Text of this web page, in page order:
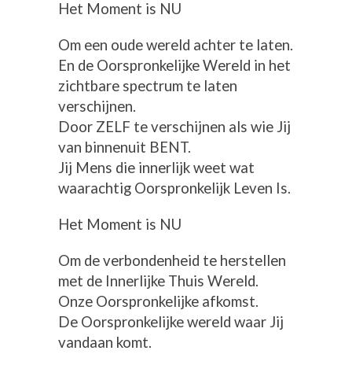
Het Moment is NU
Om een oude wereld achter te laten.
En de Oorspronkelijke Wereld in het
zichtbare spectrum te laten
verschijnen.
Door ZELF te verschijnen als wie Jij
van binnenuit BENT.
Jij Mens die innerlijk weet wat
waarachtig Oorspronkelijk Leven Is.
Het Moment is NU
Om de verbondenheid te herstellen
met de Innerlijke Thuis Wereld.
Onze Oorspronkelijke afkomst.
De Oorspronkelijke wereld waar Jij
vandaan komt.